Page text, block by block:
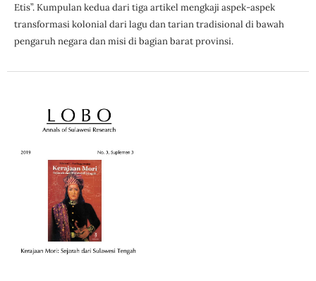
Etis”. Kumpulan kedua dari tiga artikel mengkaji aspek-aspek
transformasi kolonial dari lagu dan tarian tradisional di bawah
pengaruh negara dan misi di bagian barat provinsi.